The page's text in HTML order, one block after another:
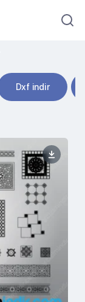
Dxf indir